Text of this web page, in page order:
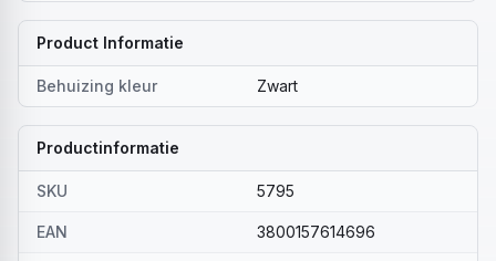
Product Informatie
Behuizing kleur Zwart
Productinformatie
SKU 5795
EAN 3800157614696